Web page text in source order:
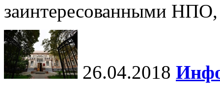
заинтересованными НПО,
26.04.2018